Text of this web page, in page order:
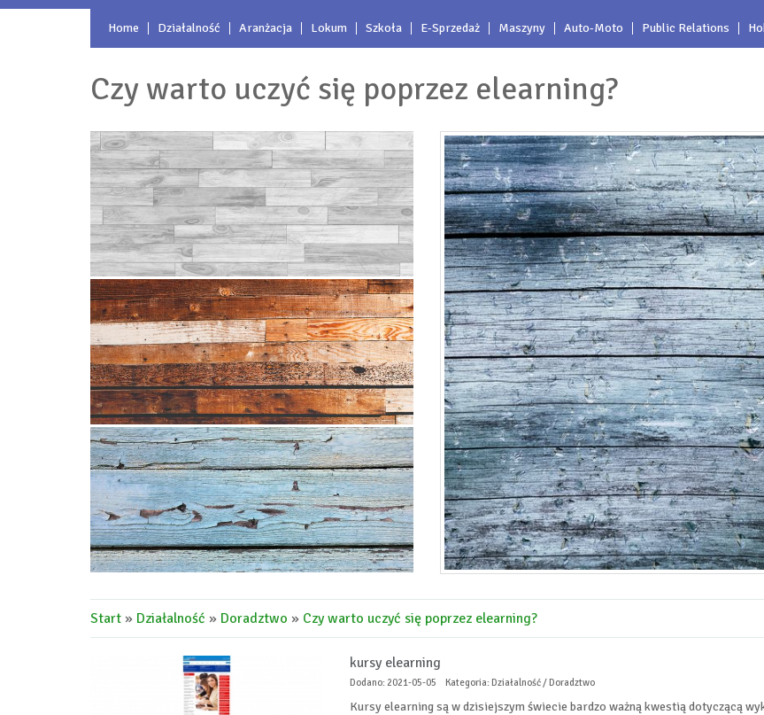
Home Działalność Aranżacja Lokum Szkoła E-Sprzedaż Maszyny Auto-Moto Public Relations
Czy warto uczyć się poprzez elearning?
Start » Działalność » Doradztwo » Czy warto uczyć się poprzez elearning?
kursy elearning
Dodano: 2021-05-05 Kategoria: Działalność / Doradztwo
Kursy elearning są w dzisiejszym świecie bardzo ważną kwestią dotyczącą